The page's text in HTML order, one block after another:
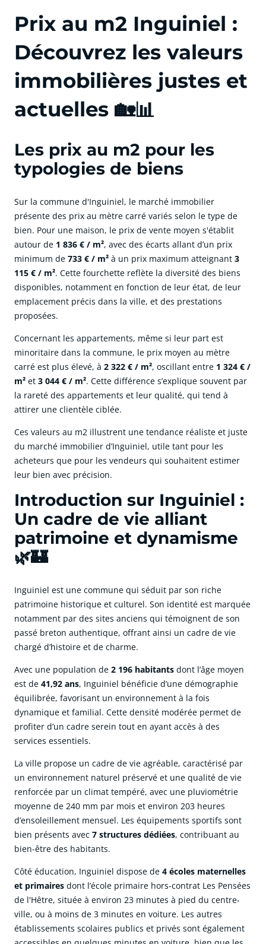
Prix au m2 Inguiniel :
Découvrez les valeurs
immobilières justes et
actuelles 🏡📊
Les prix au m2 pour les
typologies de biens
Sur la commune d'Inguiniel, le marché immobilier
présente des prix au mètre carré variés selon le type de
bien. Pour une maison, le prix de vente moyen s'établit
autour de 1 836 € / m², avec des écarts allant d’un prix
minimum de 733 € / m² à un prix maximum atteignant 3
115 € / m². Cette fourchette reflète la diversité des biens
disponibles, notamment en fonction de leur état, de leur
emplacement précis dans la ville, et des prestations
proposées.
Concernant les appartements, même si leur part est
minoritaire dans la commune, le prix moyen au mètre
carré est plus élevé, à 2 322 € / m², oscillant entre 1 324 € /
m² et 3 044 € / m². Cette différence s’explique souvent par
la rareté des appartements et leur qualité, qui tend à
attirer une clientèle ciblée.
Ces valeurs au m2 illustrent une tendance réaliste et juste
du marché immobilier d’Inguiniel, utile tant pour les
acheteurs que pour les vendeurs qui souhaitent estimer
leur bien avec précision.
Introduction sur Inguiniel :
Un cadre de vie alliant
patrimoine et dynamisme
🌿🏰
Inguiniel est une commune qui séduit par son riche
patrimoine historique et culturel. Son identité est marquée
notamment par des sites anciens qui témoignent de son
passé breton authentique, offrant ainsi un cadre de vie
chargé d’histoire et de charme.
Avec une population de 2 196 habitants dont l’âge moyen
est de 41,92 ans, Inguiniel bénéficie d’une démographie
équilibrée, favorisant un environnement à la fois
dynamique et familial. Cette densité modérée permet de
profiter d’un cadre serein tout en ayant accès à des
services essentiels.
La ville propose un cadre de vie agréable, caractérisé par
un environnement naturel préservé et une qualité de vie
renforcée par un climat tempéré, avec une pluviométrie
moyenne de 240 mm par mois et environ 203 heures
d’ensoleillement mensuel. Les équipements sportifs sont
bien présents avec 7 structures dédiées, contribuant au
bien-être des habitants.
Côté éducation, Inguiniel dispose de 4 écoles maternelles
et primaires dont l’école primaire hors-contrat Les Pensées
de l'Hêtre, située à environ 23 minutes à pied du centre-
ville, ou à moins de 3 minutes en voiture. Les autres
établissements scolaires publics et privés sont également